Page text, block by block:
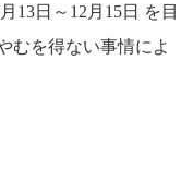
13日～12月15日 を目
むを得ない事情によ